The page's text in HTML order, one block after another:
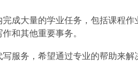
成大量的学业任务，包括课程
和其他重要事务。
服务，希望通过专业的帮助来